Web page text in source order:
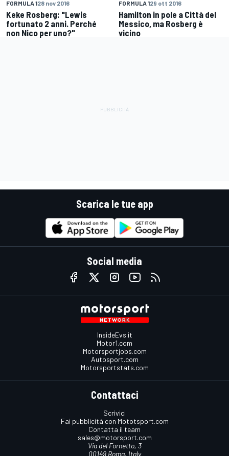
FORMULA 128 nov 2016
Keke Rosberg: "Lewis
fortunato 2 anni. Perché
non Nico per uno?"
FORMULA 129 ott 2016
Hamilton in pole a Città del
Messico, ma Rosberg è
vicino
Scarica le tue app
Social media
InsideEvs.it
Motor1.com
Motorsportjobs.com
Autosport.com
Motorsportstats.com
Contattaci
Scrivici
Fai pubblicità con Mototsport.com
Contatta il team
sales@motorsport.com
Via del Fornetto, 3
00149 Roma, Italy